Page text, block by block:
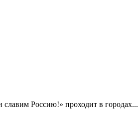
Россию!» проходит в городах...